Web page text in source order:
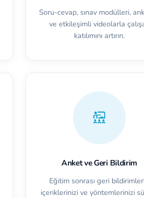
Soru-cevap, sınav modülleri,
ve etkileşimli videolarla
katılımını artırın.
Anket ve Geri Bildirim
Eğitim sonrası geri
içeriklerinizi ve yöntemlerinizi